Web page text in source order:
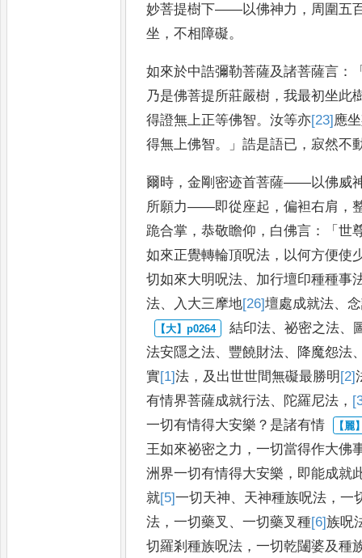
妙菩提樹下——以佛神力 ， 周圍五
坐 ，不相障礙。
如來於中誥彌勒菩薩及諸菩薩言 ：
乃是佛菩提所莊嚴樹 ，我最初坐此
得證無上正等佛智。汝等亦[23]應
得無上佛智。」誥是語已 ， 寂然不
爾時 ，金剛密迹首菩薩——以佛威
所願力——即從座起 ，偏袒右肩 ，
跪合掌 ，恭敬瞻仰 ， 白佛言 ：「世
如來正覺轉輪頂呪法 ， 以何方便使
切如來大明呪法、 加行壇印種種事
法、 入大三摩地[26]壇處成就法、
結印法、祕密之法、
法安隱之法、 豐饒財法、 降魔怨法
實[1]法 ， 及出世世間無礙最勝明[2]
有情界菩薩成就行法、 陀羅尼法 ，
一切有情得大安樂 ？ 是諸有情
王如來祕密之力 ，一切當得作大佛
洲界一切有情得大安樂 ， 即能成就
就[5]一切天神、 天神種族呪法 ，一
法 ，一切藥叉 、一切藥叉種[6]族呪
切羅剎種族呪法 ，一切乾闥婆及種